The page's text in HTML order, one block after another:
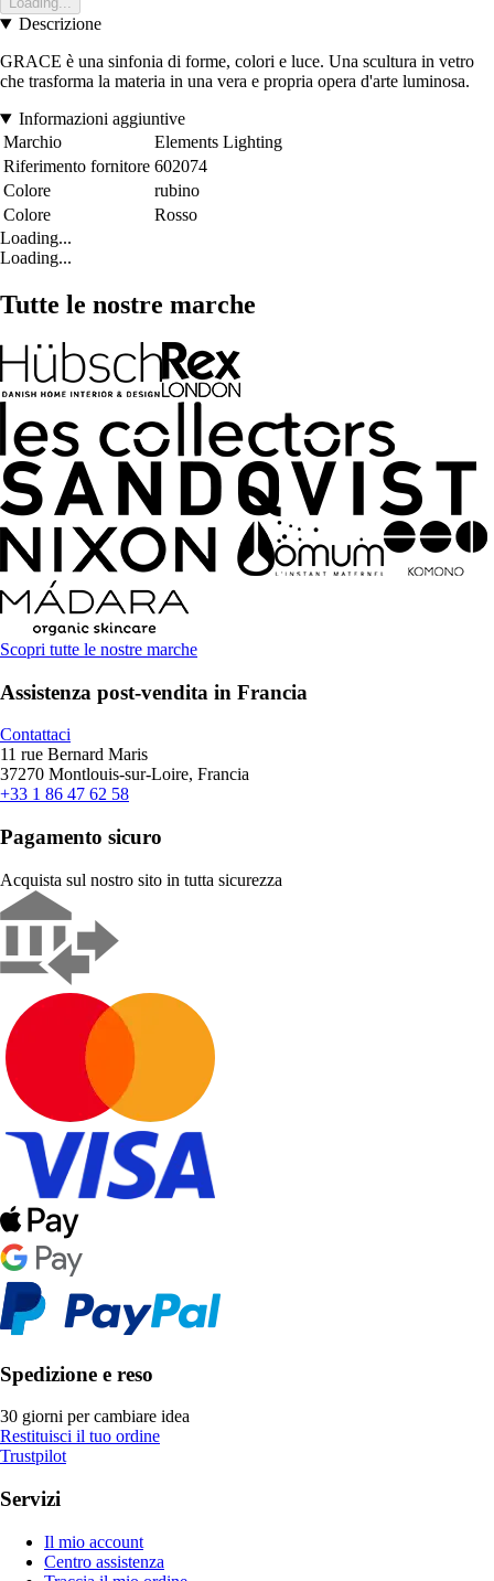
Descrizione
GRACE è una sinfonia di forme, colori e luce. Una scultura in vetro
che trasforma la materia in una vera e propria opera d'arte luminosa.
Informazioni aggiuntive
Marchio
Elements Lighting
Riferimento fornitore 602074
Colore
rubino
Colore
Rosso
Loading...
Loading...
Tutte le nostre marche
Scopri tutte le nostre marche
Assistenza post-vendita in Francia
Contattaci
11 rue Bernard Maris
37270 Montlouis-sur-Loire, Francia
+33 1 86 47 62 58
Pagamento sicuro
Acquista sul nostro sito in tutta sicurezza
Spedizione e reso
30 giorni per cambiare idea
Restituisci il tuo ordine
Trustpilot
Servizi
Il mio account
Centro assistenza